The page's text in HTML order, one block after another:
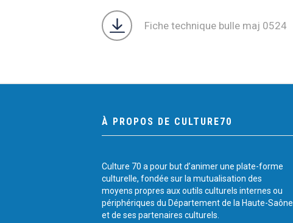
Fiche technique bulle maj 0524
À PROPOS DE CULTURE70
Culture 70 a pour but d’animer une plate-forme
culturelle, fondée sur la mutualisation des
moyens propres aux outils culturels internes ou
périphériques du Département de la Haute-Saône
et de ses partenaires culturels.